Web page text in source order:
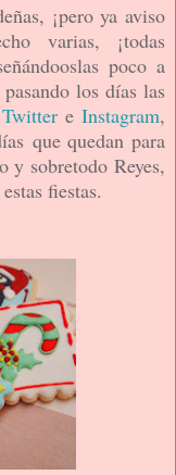
¡pero ya aviso
varias, ¡todas
poco a
los días las
Twitter e Instagram,
que quedan para
y sobretodo Reyes,
fiestas.